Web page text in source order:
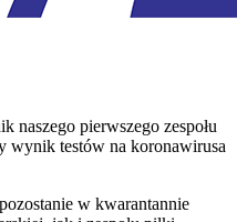
naszego pierwszego zespołu
wynik testów na koronawirusa
w kwarantannie